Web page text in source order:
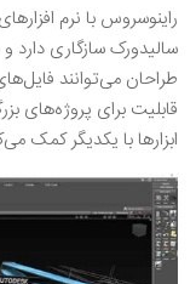
راینوسروس با نرم
سالیدورک سازگاری دارد و
طراحان می‌توانند
قابلیت برای پروژه‌های
ابزارها با یکدیگر کمک